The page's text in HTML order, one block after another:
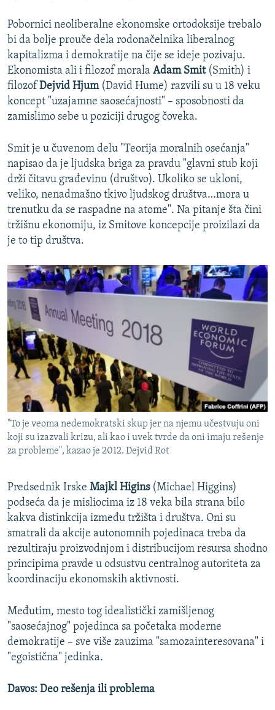
Pobornici neoliberalne ekonomske ortodoksije trebalo
bi da bolje prouče dela rodonačelnika liberalnog
kapitalizma i demokratije na čije se ideje pozivaju.
Ekonomista ali i filozof morala Adam Smit(Smith) i
filozof Dejvid Hjum (David Hume) razvili su u 18 veku
koncept "uzajamne saosećajnosti" – sposobnosti da
zamislimo sebe u poziciji drugog čoveka.
Smit je u čuvenom delu "Teorija moralnih osećanja"
napisao da je ljudska briga za pravdu "glavni stub koji
drži čitavu građevinu (društvo). Ukoliko se ukloni,
veliko, nenadmašno tkivo ljudskog društva…mora u
trenutku da se raspadne na atome". Na pitanje šta čini
tržišnu ekonomiju, iz Smitove koncepcije proizilazi da
je to tip društva.
"To je veoma nedemokratski skup jer na njemu učestvuju oni
koji su izazvali krizu, ali kao i uvek tvrde da oni imaju rešenje
za probleme", kazao je 2012. Dejvid Rot
​Predsednik Irske Majkl Higins (Michael Higgins)
podseća da je misliocima iz 18 veka bila strana bilo
kakva distinkcija između tržišta i društva. Oni su
smatrali da akcije autonomnih pojedinaca treba da
rezultiraju proizvodnjom i distribucijom resursa shodno
principima pravde u odsustvu centralnog autoriteta za
koordinaciju ekonomskih aktivnosti.
Međutim, mesto tog idealistički zamišljenog
"saosećajnog" pojedinca sa početaka moderne
demokratije – sve više zauzima "samozainteresovana" i
"egoistična" jedinka.
Davos: Deo rešenja ili problema